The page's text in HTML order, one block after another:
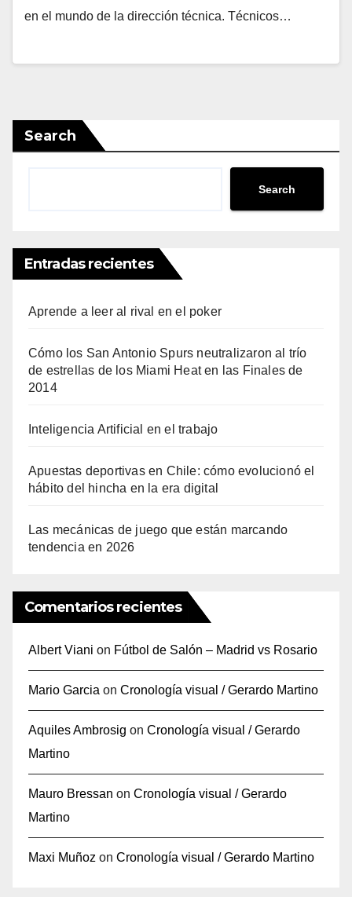
en el mundo de la dirección técnica. Técnicos…
Search
Search
Entradas recientes
Aprende a leer al rival en el poker
Cómo los San Antonio Spurs neutralizaron al trío
de estrellas de los Miami Heat en las Finales de
2014
Inteligencia Artificial en el trabajo
Apuestas deportivas en Chile: cómo evolucionó el
hábito del hincha en la era digital
Las mecánicas de juego que están marcando
tendencia en 2026
Comentarios recientes
Albert Viani on Fútbol de Salón – Madrid vs Rosario
Mario Garcia on Cronología visual / Gerardo Martino
Aquiles Ambrosig on Cronología visual / Gerardo
Martino
Mauro Bressan on Cronología visual / Gerardo
Martino
Maxi Muñoz on Cronología visual / Gerardo Martino